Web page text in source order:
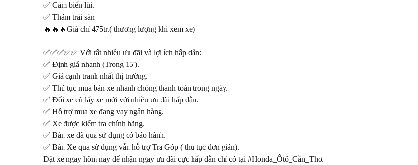
✅ Cảm biến lùi.
✅ Thảm trải sàn
🔥🔥🔥Giá chỉ 475tr.( thương lượng khi xem xe)
✅✅✅✅✅ Với rất nhiều ưu đãi và lợi ích hấp dẫn:
✅ Định giá nhanh (Trong 15').
✅ Giá cạnh tranh nhất thị trường.
✅ Thủ tục mua bán xe nhanh chóng thanh toán trong ngày.
✅ Đổi xe cũ lấy xe mới với nhiều ưu đãi hấp dẫn.
✅ Hỗ trợ mua xe đang vay ngân hàng.
✅ Xe được kiểm tra chính hãng.
✅ Bán xe đã qua sử dụng có bảo hành.
✅ Bán Xe qua sử dụng vẫn hỗ trợ Trả Góp ( thủ tục đơn giản).
Đặt xe ngay hôm nay để nhận ngay ưu đãi cực hấp dẫn chỉ có tại #Honda_Ôtô_Cần_Thơ.